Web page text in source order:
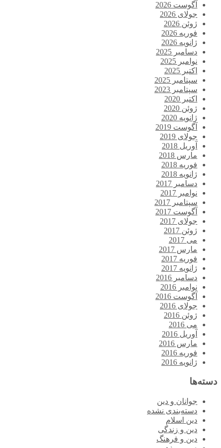
آگوست 2026
جولای 2026
ژوئن 2026
فوریه 2026
ژانویه 2026
دسامبر 2025
نوامبر 2025
اکتبر 2025
سپتامبر 2025
سپتامبر 2023
اکتبر 2020
ژوئن 2020
ژانویه 2020
آگوست 2019
جولای 2019
آوریل 2018
مارس 2018
فوریه 2018
ژانویه 2018
دسامبر 2017
نوامبر 2017
سپتامبر 2017
آگوست 2017
جولای 2017
ژوئن 2017
می 2017
مارس 2017
فوریه 2017
ژانویه 2017
دسامبر 2016
نوامبر 2016
آگوست 2016
جولای 2016
ژوئن 2016
می 2016
آوریل 2016
مارس 2016
فوریه 2016
ژانویه 2016
دسته‌ها
جوانان و دین
دسته‌بندی نشده
دین اسلام
دین و زندگی
دین و فرهنگ